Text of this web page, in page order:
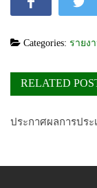
Categories: รายง
RELATED
ประกาศผลการปร